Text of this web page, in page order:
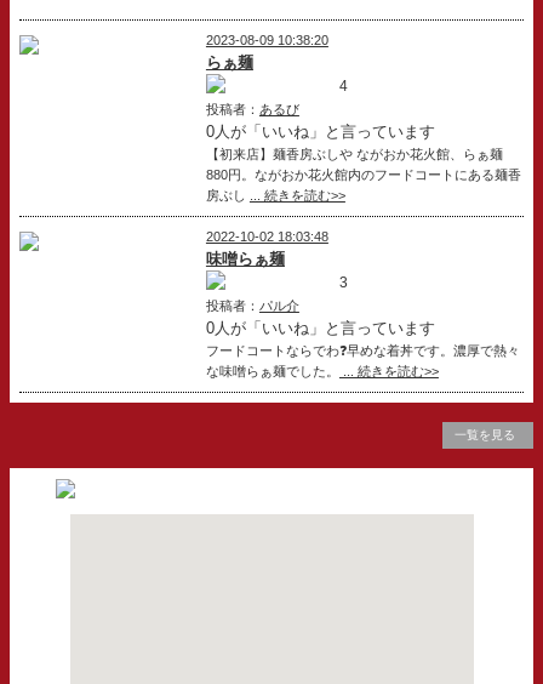
2023-08-09 10:38:20
らぁ麺
4
投稿者： あるび
0人が「いいね」と言っています
【初来店】麺香房ぶしや ながおか花火館、らぁ麺
880円。ながおか花火館内のフードコートにある麺香
房ぶし
... 続きを読む>>
2022-10-02 18:03:48
味噌らぁ麺
3
投稿者： パル介
0人が「いいね」と言っています
フードコートならでわ❓早めな着丼です。濃厚で熱々
な味噌らぁ麺でした。
... 続きを読む>>
一覧を見る